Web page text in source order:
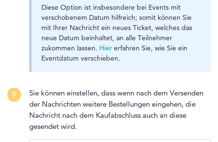
Diese Option ist insbesondere bei Events mit
verschobenem Datum hilfreich; somit können Sie
mit Ihrer Nachricht ein neues Ticket, welches das
neue Datum beinhaltet, an alle Teilnehmer
zukommen lassen. Hier erfahren Sie, wie Sie ein
Eventdatum verschieben.
9
Sie können einstellen, dass wenn nach dem Versenden
der Nachrichten weitere Bestellungen eingehen, die
Nachricht nach dem Kaufabschluss auch an diese
gesendet wird.